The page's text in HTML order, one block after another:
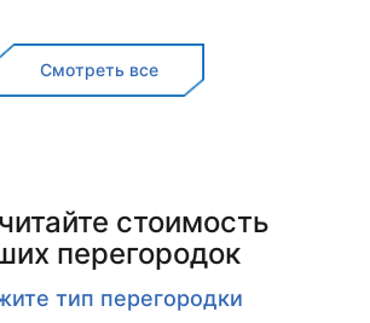
Смотреть все
стоимость
перегородок
тип перегородки